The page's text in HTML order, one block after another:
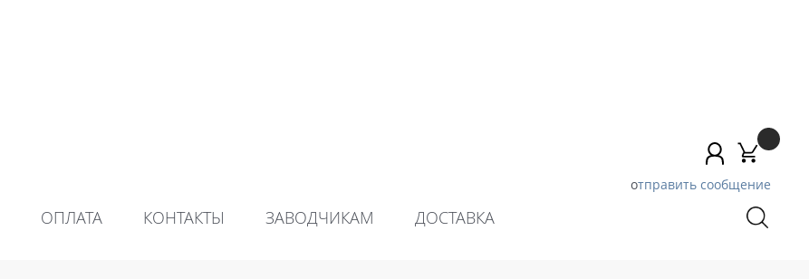
отправить сообщение
ОПЛАТА КОНТАКТЫ ЗАВОДЧИКАМ ДОСТАВКА